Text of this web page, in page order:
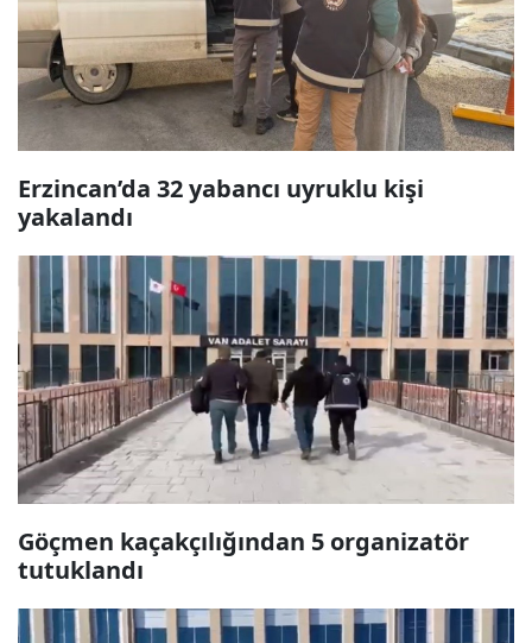
Erzincan’da 32 yabancı uyruklu kişi
yakalandı
Göçmen kaçakçılığından 5 organizatör
tutuklandı